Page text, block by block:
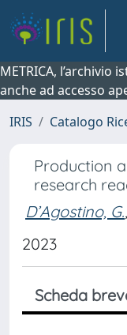
METRICA,
anche ad accesso
IRIS
Catalogo
Production
research
D’Agostino, G.;
2023
Scheda